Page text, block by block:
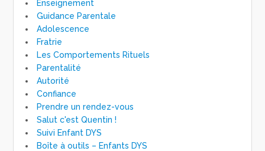
Enseignement
Guidance Parentale
Adolescence
Fratrie
Les Comportements Rituels
Parentalité
Autorité
Confiance
Prendre un rendez-vous
Salut c'est Quentin !
Suivi Enfant DYS
Boîte à outils – Enfants DYS